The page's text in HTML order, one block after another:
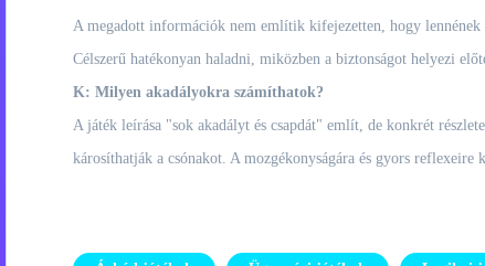
A megadott információk nem említik kifejezetten, hogy
Célszerű hatékonyan haladni, miközben a biztonságot helyezi
K: Milyen akadályokra számíthatok?
A játék leírása "sok akadályt és csapdát" említ, de konkrét
károsíthatják a csónakot. A mozgékonyságára és gyors